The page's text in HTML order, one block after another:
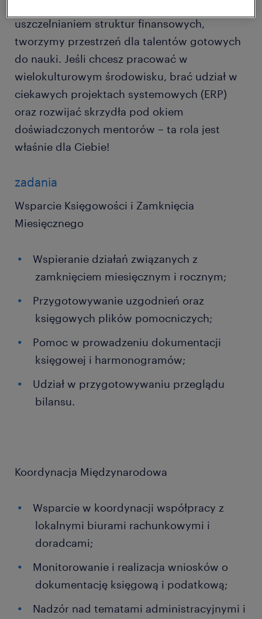
uszczelnianiem struktur finansowych,
tworzymy przestrzeń dla talentów gotowych
do nauki. Jeśli chcesz pracować w
wielokulturowym środowisku, brać udział w
ciekawych projektach systemowych (ERP)
oraz rozwijać skrzydła pod okiem
doświadczonych mentorów – ta rola jest
właśnie dla Ciebie!
zadania
Wsparcie Księgowości i Zamknięcia
Miesięcznego
Wspieranie działań związanych z
zamknięciem miesięcznym i rocznym;
Przygotowywanie uzgodnień oraz
księgowych plików pomocniczych;
Pomoc w prowadzeniu dokumentacji
księgowej i harmonogramów;
Udział w przygotowywaniu przeglądu
bilansu.
Koordynacja Międzynarodowa
Wsparcie w koordynacji współpracy z
lokalnymi biurami rachunkowymi i
doradcami;
Monitorowanie i realizacja wniosków o
dokumentację księgową i podatkową;
Nadzór nad tematami administracyjnymi i